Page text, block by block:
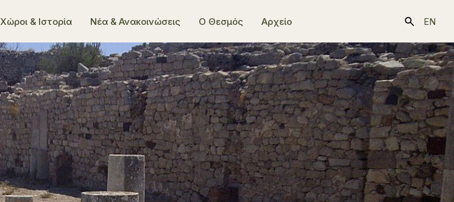
Χώροι & Ιστορία Νέα & Ανακοινώσεις Ο Θεσμός Αρχείο EN